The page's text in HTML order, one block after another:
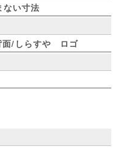
い寸法
/しらすや ロゴ